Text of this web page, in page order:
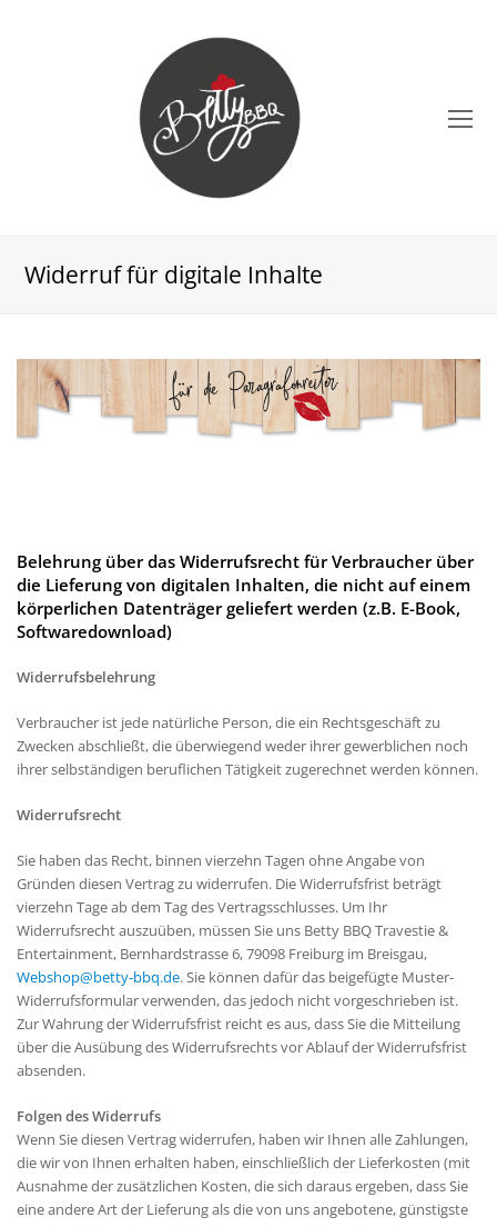
Widerruf für digitale Inhalte
Belehrung über das Widerrufsrecht für Verbraucher über
die Lieferung von digitalen Inhalten, die nicht auf einem
körperlichen Datenträger geliefert werden (z.B. E-Book,
Softwaredownload)
Widerrufsbelehrung
Verbraucher ist jede natürliche Person, die ein Rechtsgeschäft zu
Zwecken abschließt, die überwiegend weder ihrer gewerblichen noch
ihrer selbständigen beruflichen Tätigkeit zugerechnet werden können.
Widerrufsrecht
Sie haben das Recht, binnen vierzehn Tagen ohne Angabe von
Gründen diesen Vertrag zu widerrufen. Die Widerrufsfrist beträgt
vierzehn Tage ab dem Tag des Vertragsschlusses. Um Ihr
Widerrufsrecht auszuüben, müssen Sie uns Betty BBQ Travestie &
Entertainment, Bernhardstrasse 6, 79098 Freiburg im Breisgau,
Webshop@betty-bbq.de. Sie können dafür das beigefügte Muster-
Widerrufsformular verwenden, das jedoch nicht vorgeschrieben ist.
Zur Wahrung der Widerrufsfrist reicht es aus, dass Sie die Mitteilung
über die Ausübung des Widerrufsrechts vor Ablauf der Widerrufsfrist
absenden.
Folgen des Widerrufs
Wenn Sie diesen Vertrag widerrufen, haben wir Ihnen alle Zahlungen,
die wir von Ihnen erhalten haben, einschließlich der Lieferkosten (mit
Ausnahme der zusätzlichen Kosten, die sich daraus ergeben, dass Sie
eine andere Art der Lieferung als die von uns angebotene, günstigste